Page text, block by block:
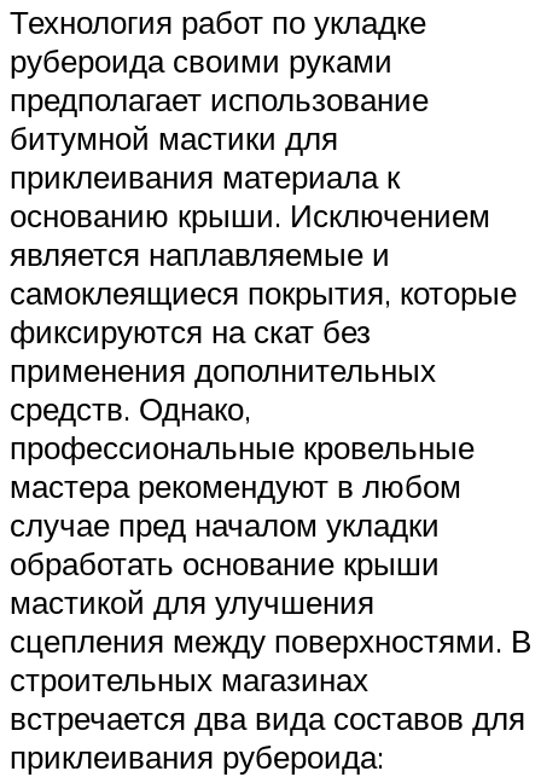
Технология работ по укладке
рубероида своими руками
предполагает использование
битумной мастики для
приклеивания материала к
основанию крыши. Исключением
является наплавляемые и
самоклеящиеся покрытия, которые
фиксируются на скат без
применения дополнительных
средств. Однако,
профессиональные кровельные
мастера рекомендуют в любом
случае пред началом укладки
обработать основание крыши
мастикой для улучшения
сцепления между поверхностями. В
строительных магазинах
встречается два вида составов для
приклеивания рубероида: